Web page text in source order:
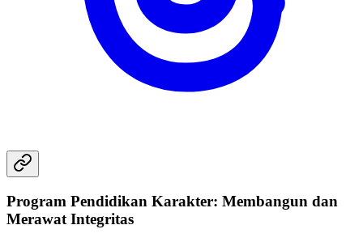
Program Pendidikan Karakter: Membangun dan
Merawat Integritas